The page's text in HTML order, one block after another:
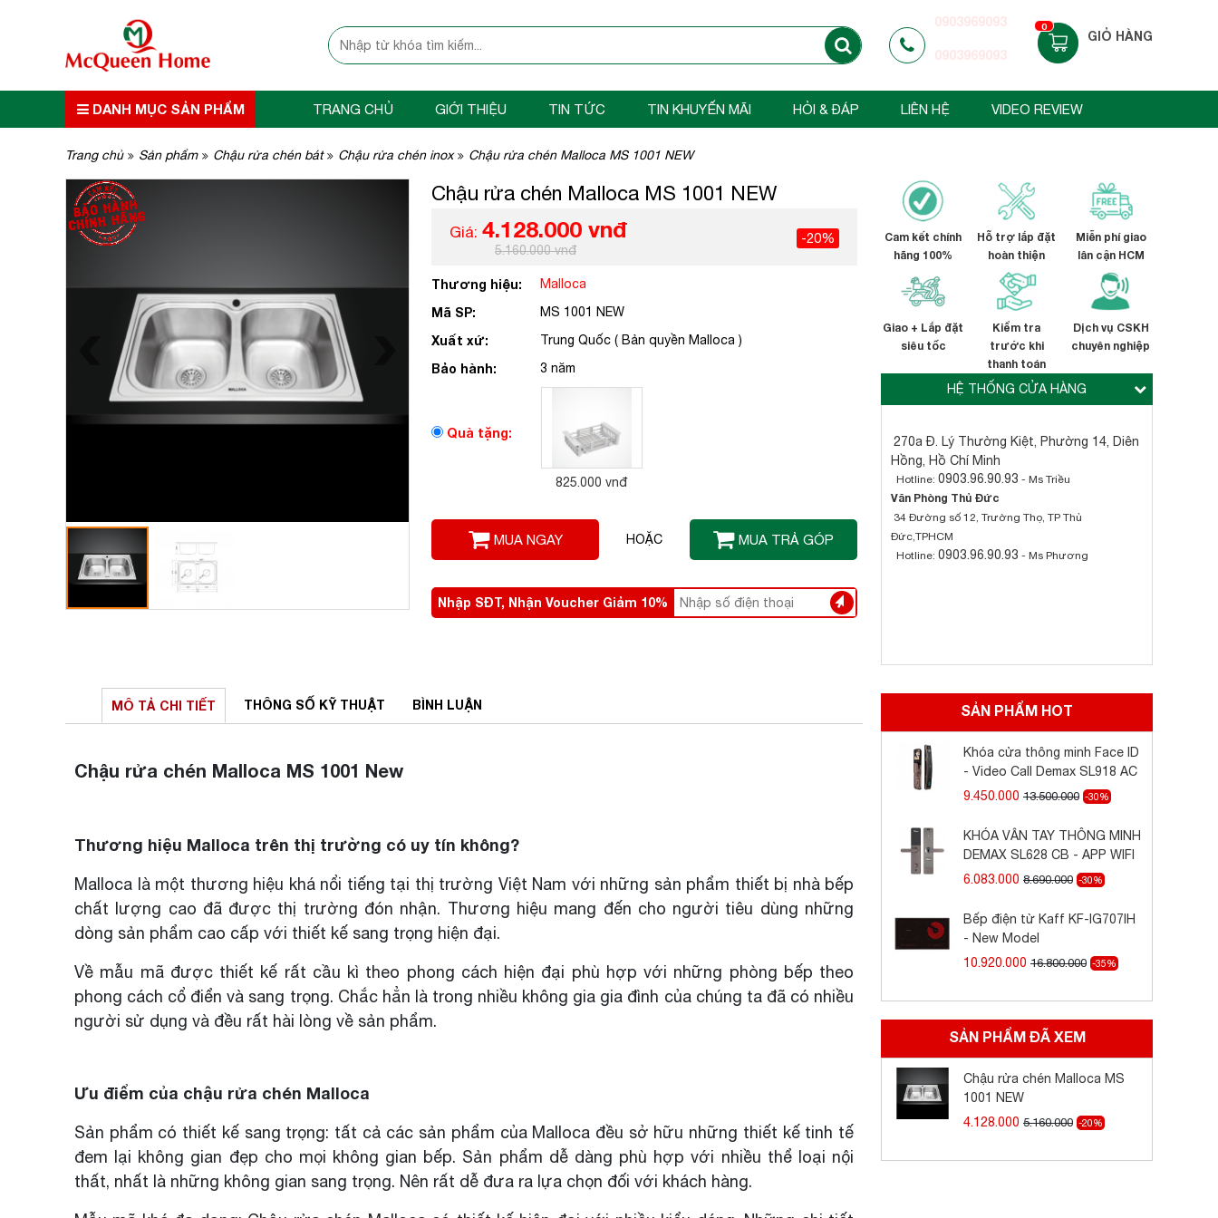
0903969093
0903969093
0
GIỎ HÀNG
DANH MỤC SẢN PHẨM TRANG CHỦ GIỚI THIỆU TIN TỨC TIN KHUYẾN MÃI HỎI & ĐÁP LIÊN HỆ VIDEO REVIEW
Trang chủ Sản phẩm Chậu rửa chén bát Chậu rửa chén inox Chậu rửa chén Malloca MS 1001 NEW
Chậu rửa chén Malloca MS 1001 NEW
Giá: 4.128.000 vnđ
5.160.000 vnđ
-20%
Thương hiệu: Malloca
Mã SP: MS 1001 NEW
Xuất xứ: Trung Quốc ( Bản quyền Malloca )
Bảo hành: 3 năm
Quà tặng:
825.000 vnđ
MUA NGAY HOẶC MUA TRẢ GÓP
Nhập SĐT, Nhận Voucher Giảm 10%
Cam kết chính
hãng 100%
Hỗ trợ lắp đặt
hoàn thiện
Miễn phí giao
lân cận HCM
Giao + Lắp đặt
siêu tốc
Kiểm tra
trước khi
thanh toán
Dịch vụ CSKH
chuyên nghiệp
HỆ THỐNG CỬA HÀNG
270a Đ. Lý Thường Kiệt, Phường 14, Diên
Hồng, Hồ Chí Minh
Hotline: 0903.96.90.93 - Ms Triều
Văn Phòng Thủ Đức
34 Đường số 12, Trường Thọ, TP Thủ
Đức,TPHCM
Hotline: 0903.96.90.93 - Ms Phương
MÔ TẢ CHI TIẾT THÔNG SỐ KỸ THUẬT BÌNH LUẬN
Chậu rửa chén Malloca MS 1001 New
Thương hiệu Malloca trên thị trường có uy tín không?
Malloca là một thương hiệu khá nổi tiếng tại thị trường Việt Nam với những sản phẩm thiết bị nhà bếp
chất lượng cao đã được thị trường đón nhận. Thương hiệu mang đến cho người tiêu dùng những
dòng sản phẩm cao cấp với thiết kế sang trọng hiện đại.
Về mẫu mã được thiết kế rất cầu kì theo phong cách hiện đại phù hợp với những phòng bếp theo
phong cách cổ điển và sang trọng. Chắc hẳn là trong nhiều không gia gia đình của chúng ta đã có nhiều
người sử dụng và đều rất hài lòng về sản phẩm.
Ưu điểm của chậu rửa chén Malloca
Sản phẩm có thiết kế sang trọng: tất cả các sản phẩm của Malloca đều sở hữu những thiết kế tinh tế
đem lại không gian đẹp cho mọi không gian bếp. Sản phẩm dễ dàng phù hợp với nhiều thể loại nội
thất, nhất là những không gian sang trọng. Nên rất dễ đưa ra lựa chọn đối với khách hàng.
SẢN PHẨM HOT
Khóa cửa thông minh Face ID
- Video Call Demax SL918 AC
9.450.000 13.500.000 -30%
KHÓA VÂN TAY THÔNG MINH
DEMAX SL628 CB - APP WIFI
6.083.000 8.690.000 -30%
Bếp điện từ Kaff KF-IG707IH
- New Model
10.920.000 16.800.000 -35%
SẢN PHẨM ĐÃ XEM
Chậu rửa chén Malloca MS
1001 NEW
4.128.000 5.160.000 -20%